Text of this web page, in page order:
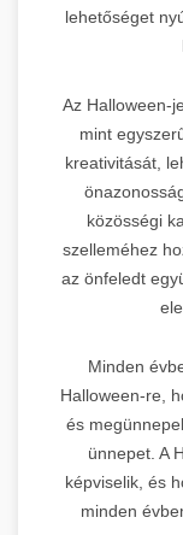
lehetőséget
Az Halloween-
mint
kreativitását,
közösségi
szelleméhez
az önfeledt
Minden
Halloween-re,
és
ünnepet. A
képviselik, és
minden